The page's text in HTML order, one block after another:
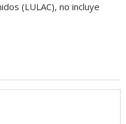
(LULAC), no incluye